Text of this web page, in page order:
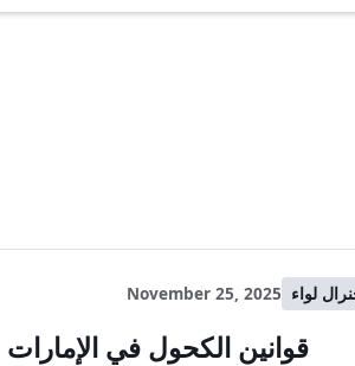
لواء November 25, 2025
قوانين الكحول في الإمارات